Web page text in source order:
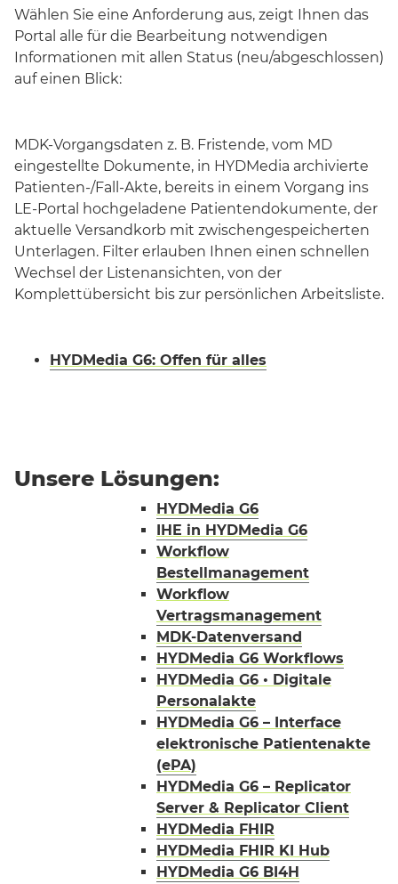
Wählen Sie eine Anforderung aus, zeigt Ihnen das
Portal alle für die Bearbeitung notwendigen
Informationen mit allen Status (neu/abgeschlossen)
auf einen Blick:
MDK-Vorgangsdaten z. B. Fristende, vom MD
eingestellte Dokumente, in HYDMedia archivierte
Patienten-/Fall-Akte, bereits in einem Vorgang ins
LE-Portal hochgeladene Patientendokumente, der
aktuelle Versandkorb mit zwischengespeicherten
Unterlagen. Filter erlauben Ihnen einen schnellen
Wechsel der Listenansichten, von der
Komplettübersicht bis zur persönlichen Arbeitsliste.
HYDMedia G6: Offen für alles
Unsere Lösungen:
HYDMedia G6
IHE in HYDMedia G6
Workflow
Bestellmanagement
Workflow
Vertragsmanagement
MDK-Datenversand
HYDMedia G6 Workflows
HYDMedia G6 • Digitale
Personalakte
HYDMedia G6 – Interface
elektronische Patientenakte
(ePA)
HYDMedia G6 – Replicator
Server & Replicator Client
HYDMedia FHIR
HYDMedia FHIR KI Hub
HYDMedia G6 BI4H